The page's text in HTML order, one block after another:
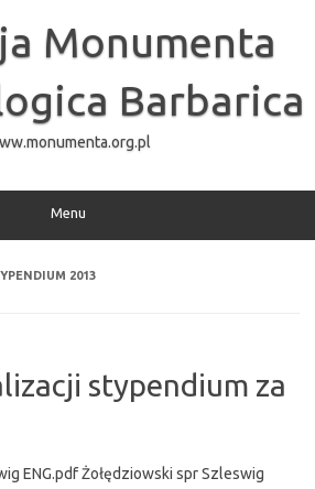
Monumenta
Barbarica
Menu
2013
stypendium za
ENG.pdf Żołędziowski spr Szleswig